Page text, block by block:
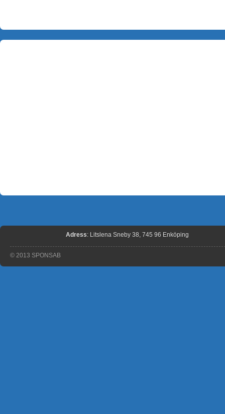
Adress: Litslena Sneby 38, 745 96 Enköping
© 2013 SPONSAB